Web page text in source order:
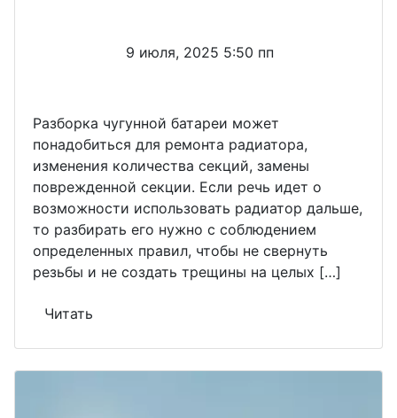
9 июля, 2025 5:50 пп
Разборка чугунной батареи может
понадобиться для ремонта радиатора,
изменения количества секций, замены
поврежденной секции. Если речь идет о
возможности использовать радиатор дальше,
то разбирать его нужно с соблюдением
определенных правил, чтобы не свернуть
резьбы и не создать трещины на целых […]
Читать